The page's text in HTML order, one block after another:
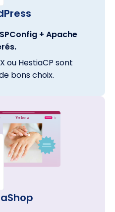
+ Apache
ou HestiaCP sont
bons choix.